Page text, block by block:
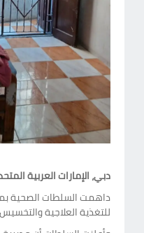
دبي، الإمارات العربية
داهمت السلطات الصحية
للتغذية العلاجية